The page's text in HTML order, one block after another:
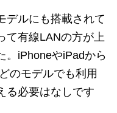
デルにも搭載されて
て有線LANの方が上
。iPhoneやiPadから
のモデルでも利用
る必要はなしです